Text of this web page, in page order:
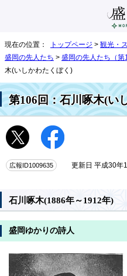
現在の位置： トップページ > 観光・
盛岡の先人たち > 盛岡の先人たち（第
木(いしかわたくぼく)
第106回：石川啄木(い
広報ID1009635 更新日 平成30年
石川啄木(1886年～1912年)
盛岡ゆかりの詩人